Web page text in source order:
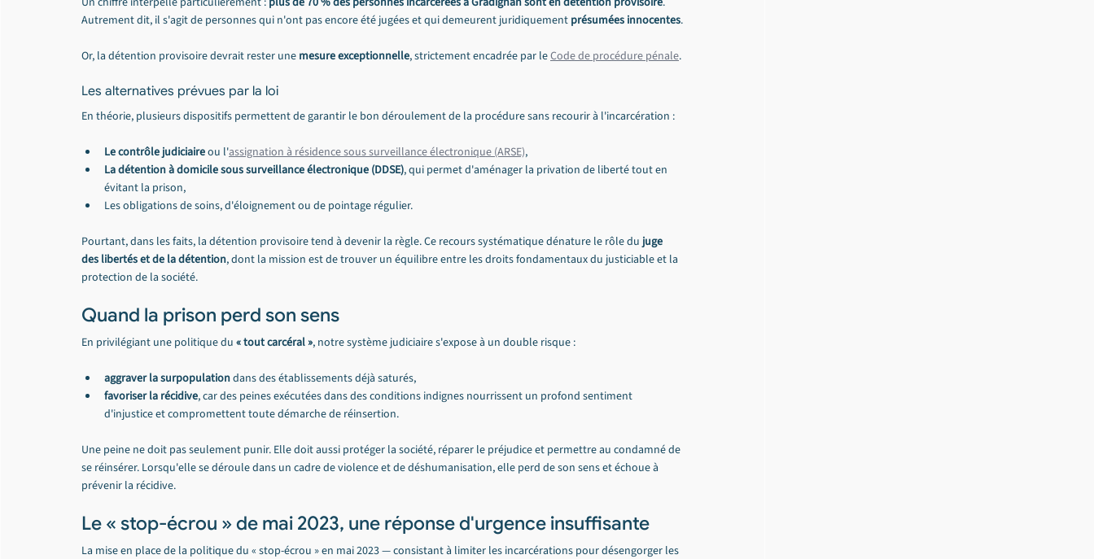
Autrement dit, il s'agit de personnes qui n'ont pas encore été jugées et qui demeurent juridiquement présumées innocentes.
Or, la détention provisoire devrait rester une mesure exceptionnelle, strictement encadrée par le Code de procédure pénale.
Les alternatives prévues par la loi
En théorie, plusieurs dispositifs permettent de garantir le bon déroulement de la procédure sans recourir à l'incarcération :
Le contrôle judiciaire ou l'assignation à résidence sous surveillance électronique (ARSE),
La détention à domicile sous surveillance électronique (DDSE), qui permet d'aménager la privation de liberté tout en
évitant la prison,
Les obligations de soins, d'éloignement ou de pointage régulier.
Pourtant, dans les faits, la détention provisoire tend à devenir la règle. Ce recours systématique dénature le rôle du juge
des libertés et de la détention, dont la mission est de trouver un équilibre entre les droits fondamentaux du justiciable et la
protection de la société.
Quand la prison perd son sens
En privilégiant une politique du « tout carcéral », notre système judiciaire s'expose à un double risque :
aggraver la surpopulation dans des établissements déjà saturés,
favoriser la récidive, car des peines exécutées dans des conditions indignes nourrissent un profond sentiment
d'injustice et compromettent toute démarche de réinsertion.
Une peine ne doit pas seulement punir. Elle doit aussi protéger la société, réparer le préjudice et permettre au condamné de
se réinsérer. Lorsqu'elle se déroule dans un cadre de violence et de déshumanisation, elle perd de son sens et échoue à
prévenir la récidive.
Le « stop-écrou » de mai 2023, une réponse d'urgence insuffisante
La mise en place de la politique du « stop-écrou » en mai 2023 — consistant à limiter les incarcérations pour désengorger les